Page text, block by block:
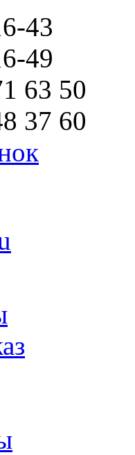
43
49
63 50
37 60